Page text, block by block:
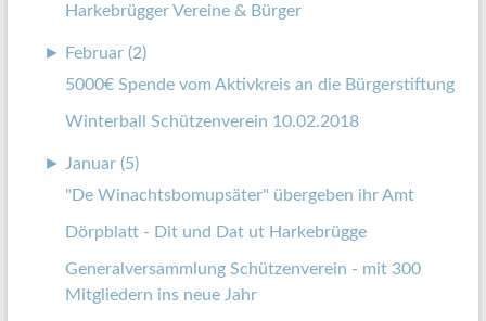
Harkebrügger Vereine & Bürger
►
Februar (2)
5000€ Spende vom Aktivkreis an die Bürgerstiftung
Winterball Schützenverein 10.02.2018
►
Januar (5)
"De Winachtsbomupsäter" übergeben ihr Amt
Dörpblatt - Dit und Dat ut Harkebrügge
Generalversammlung Schützenverein - mit 300
Mitgliedern ins neue Jahr